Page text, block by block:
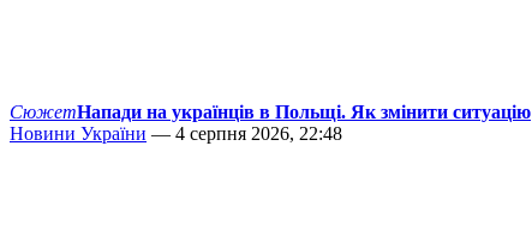
СюжетНапади на українців в Польщі. Як змінити ситуацію
Новини України — 4 серпня 2026, 22:48